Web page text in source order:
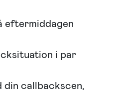
eftermiddagen
i par
callbackscen,